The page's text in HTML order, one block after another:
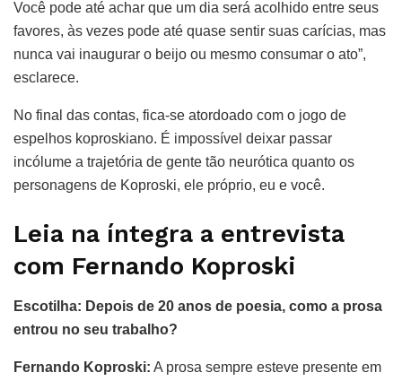
Você pode até achar que um dia será acolhido entre seus
favores, às vezes pode até quase sentir suas carícias, mas
nunca vai inaugurar o beijo ou mesmo consumar o ato”,
esclarece.
No final das contas, fica-se atordoado com o jogo de
espelhos koproskiano. É impossível deixar passar
incólume a trajetória de gente tão neurótica quanto os
personagens de Koproski, ele próprio, eu e você.
Leia na íntegra a entrevista
com Fernando Koproski
Escotilha: Depois de 20 anos de poesia, como a prosa
entrou no seu trabalho?
Fernando Koproski: A prosa sempre esteve presente em